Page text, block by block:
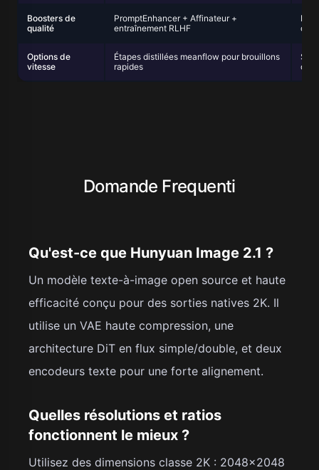
Boosters de
qualité
PromptEnhancer + Affinateur +
entraînement RLHF
Options de
vitesse
Étapes distillées meanflow pour brouillons
rapides
Domande Frequenti
Qu'est-ce que Hunyuan Image 2.1 ?
Un modèle texte-à-image open source et haute
efficacité conçu pour des sorties natives 2K. Il
utilise un VAE haute compression, une
architecture DiT en flux simple/double, et deux
encodeurs texte pour une forte alignement.
Quelles résolutions et ratios
fonctionnent le mieux ?
Utilisez des dimensions classe 2K : 2048×2048